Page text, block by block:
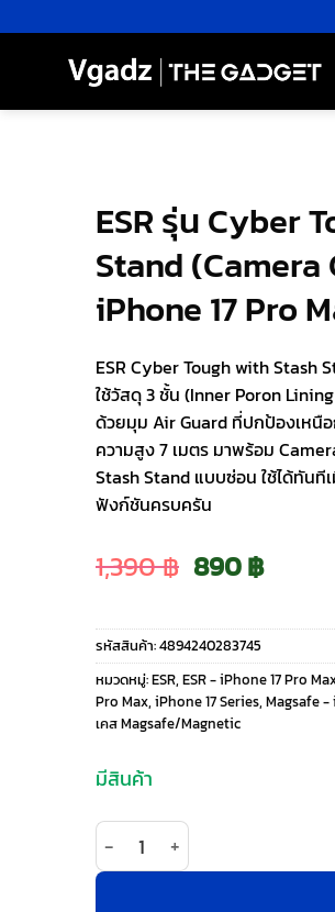
ไป
ESR รุ่น Cyber
Stand
iPhone 17 Pro
ESR Cyber Tough with Stash
ใช้วัสดุ 3 ชั้น (Inner Poron
ด้วยมุม Air Guard ที่ปกป้องเหนื
ความสูง 7 เมตร มาพร้อม
Stash Stand แบบซ่อน ใช้ได้ทัน
ฟังก์ชันครบครัน
1,390฿ Original
price
was:
1,390 ฿.
890฿Current
price
is:
รหัสสินค้า:4894240283745
หมวดหมู่:ESR, ESR - iPhone 17 Pro
Pro Max, iPhone 17 Series, Magsafe -
เคส Magsafe/Magnetic
มีสินค้า
จำนวน ESR รุ่น Cyber Tough